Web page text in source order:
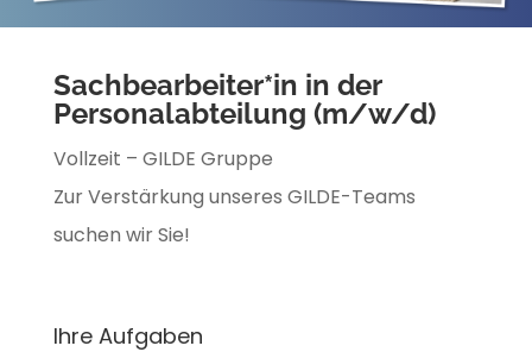
Sachbearbeiter*in in der
Personalabteilung (m/w/d)
Vollzeit – GILDE Gruppe
Zur Verstärkung unseres GILDE-Teams
suchen wir Sie!
Ihre Aufgaben